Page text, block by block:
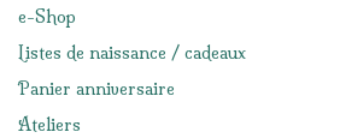
e-Shop
Listes de naissance / cadeaux
Panier anniversaire
Ateliers